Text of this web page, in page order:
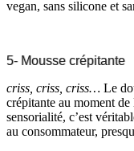
vegan, sans silicone et
5- Mousse crépitante
criss, criss, criss… Le
crépitante au moment
sensorialité, c’est
au consommateur,